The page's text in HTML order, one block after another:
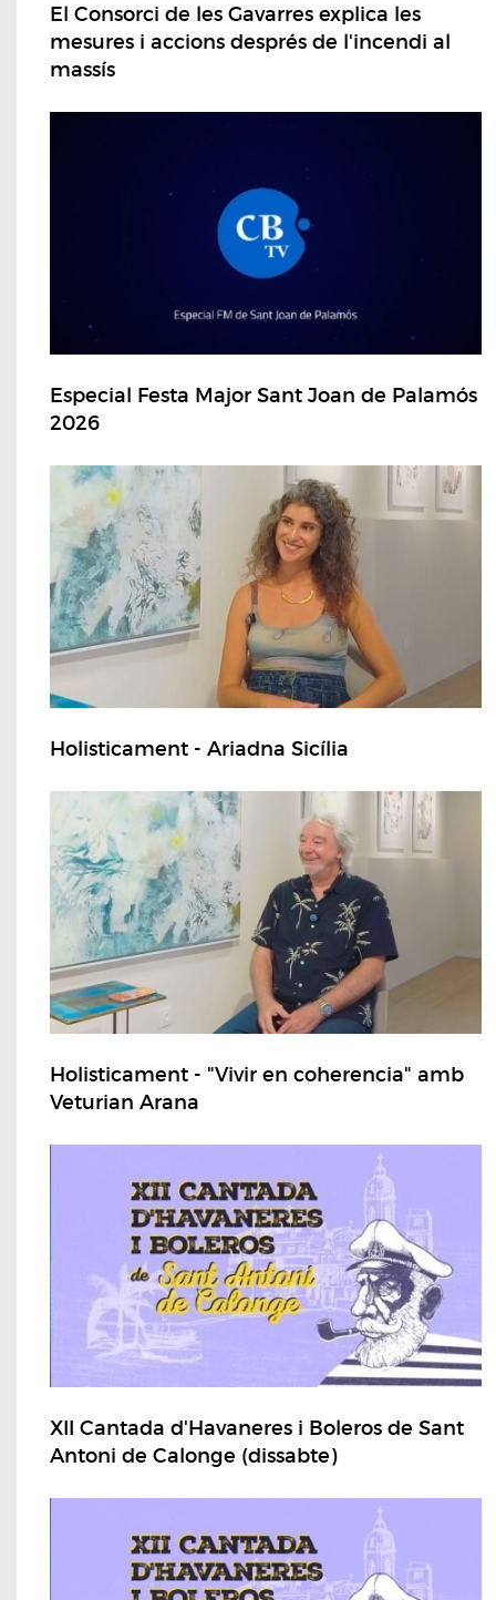
El Consorci de les Gavarres explica les
mesures i accions després de l'incendi al
massís
Especial Festa Major Sant Joan de Palamós
2026
Holisticament - Ariadna Sicília
Holisticament - "Vivir en coherencia" amb
Veturian Arana
XII Cantada d'Havaneres i Boleros de Sant
Antoni de Calonge (dissabte)